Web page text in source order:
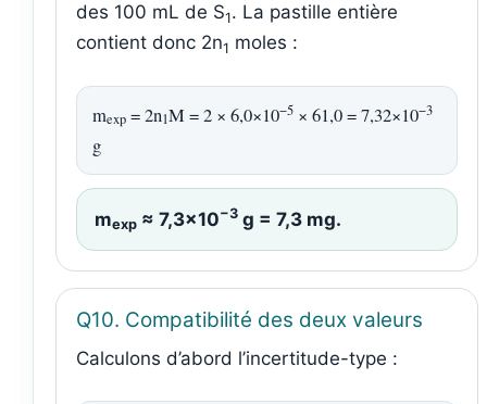
des 100 mL de S1. La pastille entière
contient donc 2n1 moles :
mexp = 2n1M = 2 × 6,0×10−5 × 61,0 = 7,32×10−3
g
mexp ≈ 7,3×10−3 g = 7,3 mg.
Q10. Compatibilité des deux valeurs
Calculons d’abord l’incertitude-type :